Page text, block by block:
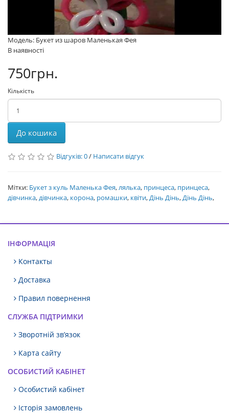
Модель: Букет из шаров Маленькая Фея
В наявності
750грн.
Кількість
До кошика
Відгуків: 0/ Написати відгук
Мітки: Букет з куль Маленька Фея,лялька, принцеса, принцеса,
дівчинка,дівчинка, корона, ромашки, квіти,Дінь Дінь,Дінь Дінь,
ІНФОРМАЦІЯ
Контакты
Доставка
Правил повернення
СЛУЖБА ПІДТРИМКИ
Зворотній зв’язок
Карта сайту
ОСОБИСТИЙ КАБІНЕТ
Особистий кабінет
Історія замовлень